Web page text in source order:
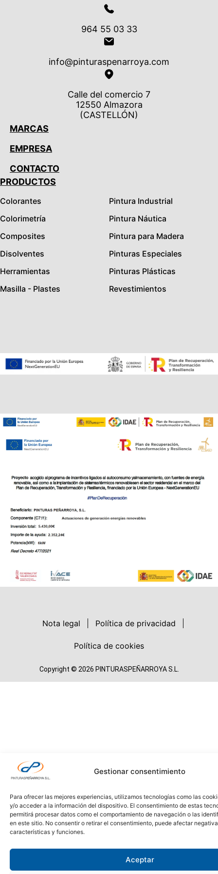
Gestionar consentimiento
Para ofrecer las mejores experiencias, utilizamos tecnologías como las
y/o acceder a la información del dispositivo. El consentimiento de estas
permitirá procesar datos como el comportamiento de navegación o las
en este sitio. No consentir o retirar el consentimiento, puede afectar
características y funciones.
Aceptar
964 55 03 33
info@pinturaspenarroya.com
Calle del comercio 7
12550 Almazora
(CASTELLÓN)
MARCAS
EMPRESA
CONTACTO
PRODUCTOS
Colorantes
Colorimetría
Composites
Disolventes
Herramientas
Masilla - Plastes
Pintura Industrial
Pintura Náutica
Pintura para Madera
Pinturas Especiales
Pinturas Plásticas
Revestimientos
Nota legal Política de privacidad
Política de cookies
Copyright © 2026 PINTURASPEÑARROYA S.L.